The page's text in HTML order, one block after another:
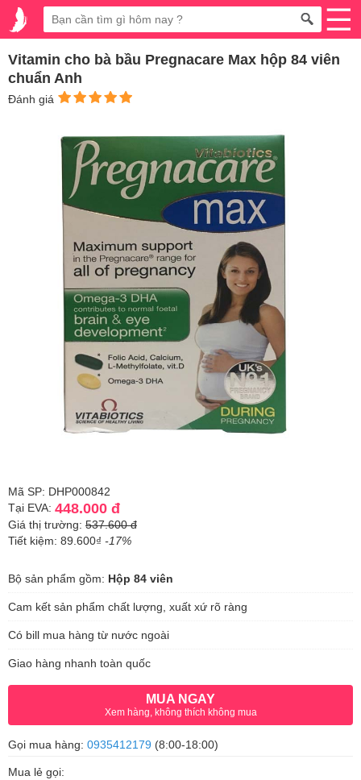
Vitamin cho bà bầu Pregnacare Max hộp 84 viên
chuẩn Anh
Đánh giá
Mã SP: DHP000842
Tại EVA: 448.000 đ
Giá thị trường: 537.600 đ
Tiết kiệm: 89.600₫ -17%
Bộ sản phẩm gồm: Hộp 84 viên
Cam kết sản phẩm chất lượng, xuất xứ rõ ràng
Có bill mua hàng từ nước ngoài
Giao hàng nhanh toàn quốc
MUA NGAY
Xem hàng, không thích không mua
Gọi mua hàng: 0935412179 (8:00-18:00)
Mua lẻ gọi: